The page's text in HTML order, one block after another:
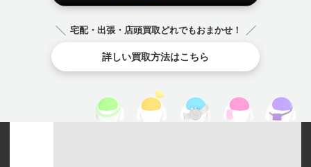
宅配・出張・店頭買取どれでもおまかせ！
詳しい買取方法はこちら